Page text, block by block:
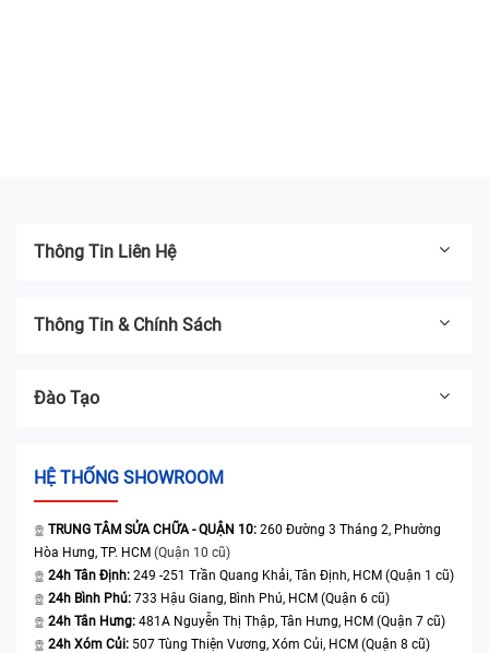
Thông Tin Liên Hệ
Thông Tin & Chính Sách
Đào Tạo
HỆ THỐNG SHOWROOM
TRUNG TÂM SỬA CHỮA - QUẬN 10: 260 Đường 3 Tháng 2, Phường
Hòa Hưng, TP. HCM (Quận 10 cũ)
24h Tân Định: 249 -251 Trần Quang Khải, Tân Định, HCM (Quận 1 cũ)
24h Bình Phú: 733 Hậu Giang, Bình Phú, HCM (Quận 6 cũ)
24h Tân Hưng: 481A Nguyễn Thị Thập, Tân Hưng, HCM (Quận 7 cũ)
24h Xóm Củi: 507 Tùng Thiện Vương, Xóm Củi, HCM (Quận 8 cũ)